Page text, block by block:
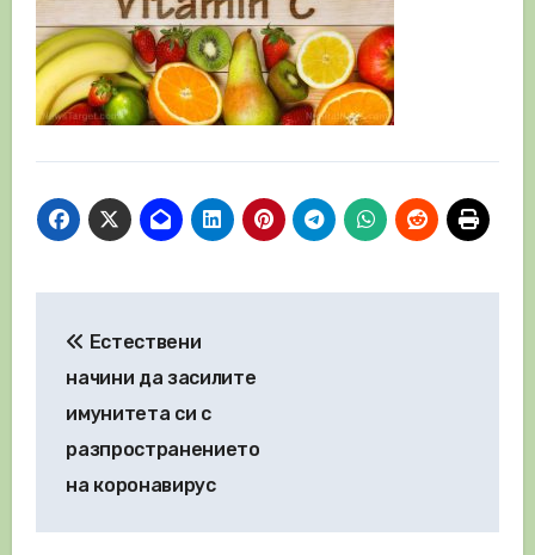
Естествени
начини да засилите
имунитета си с
разпространението
на коронавирус